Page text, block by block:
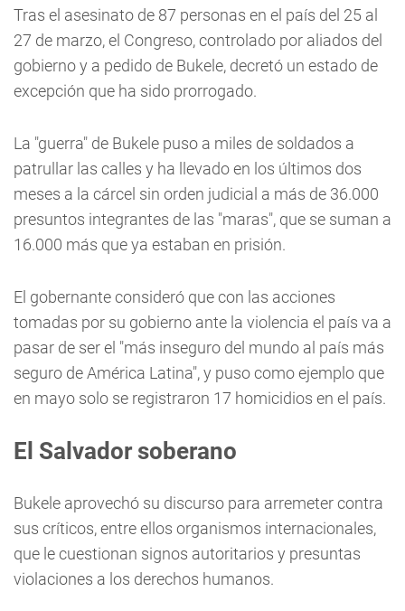
Tras el asesinato de 87 personas en el país del 25 al
27 de marzo, el Congreso, controlado por aliados del
gobierno y a pedido de Bukele, decretó un estado de
excepción que ha sido prorrogado.
La "guerra" de Bukele puso a miles de soldados a
patrullar las calles y ha llevado en los últimos dos
meses a la cárcel sin orden judicial a más de 36.000
presuntos integrantes de las "maras", que se suman a
16.000 más que ya estaban en prisión.
El gobernante consideró que con las acciones
tomadas por su gobierno ante la violencia el país va a
pasar de ser el "más inseguro del mundo al país más
seguro de América Latina", y puso como ejemplo que
en mayo solo se registraron 17 homicidios en el país.
El Salvador soberano
Bukele aprovechó su discurso para arremeter contra
sus críticos, entre ellos organismos internacionales,
que le cuestionan signos autoritarios y presuntas
violaciones a los derechos humanos.